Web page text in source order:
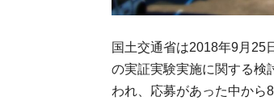
国土交通省は2018年9月25
の実証実験実施に関する検
われ、応募があった中から8